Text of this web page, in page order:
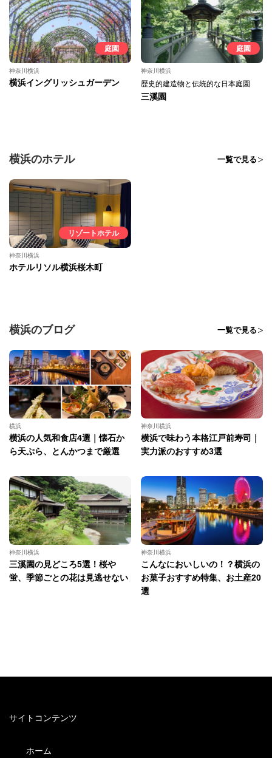
庭園
神奈川横浜
横浜イングリッシュガーデン
庭園
神奈川横浜
歴史的建造物と伝統的な日本庭園
三溪園
横浜のホテル 一覧で見る
リゾートホテル
神奈川横浜
ホテルリソル横浜桜木町
横浜のブログ 一覧で見る
横浜
横浜の人気和食店4選｜懐石か
ら天ぷら、とんかつまで厳選
神奈川横浜
横浜で味わう本格江戸前寿司｜
実力派のおすすめ3選
神奈川横浜
三溪園の見どころ5選！桜や
蛍、季節ごとの花は見逃せない
神奈川横浜
こんなにおいしいの！？横浜の
お菓子おすすめ特集、お土産20
選
サイトコンテンツ
ホーム